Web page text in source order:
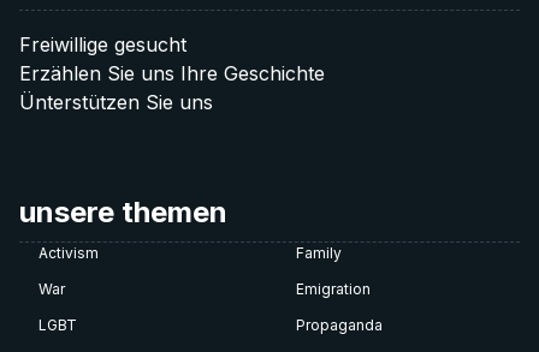
Freiwillige gesucht
Erzählen Sie uns Ihre Geschichte
Ünterstützen Sie uns
unsere themen
Activism
Family
War
Emigration
LGBT
Propaganda